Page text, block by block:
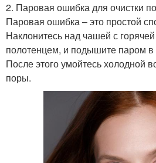
2. Паровая ошибка для очистки
Паровая ошибка – это простой
Наклонитесь над чашей с
полотенцем, и подышите паром в
После этого умойтесь холодной
поры.